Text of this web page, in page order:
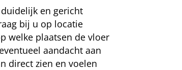
en gericht
bij u op locatie
welke plaatsen de vloer
aandacht aan
direct zien en voelen